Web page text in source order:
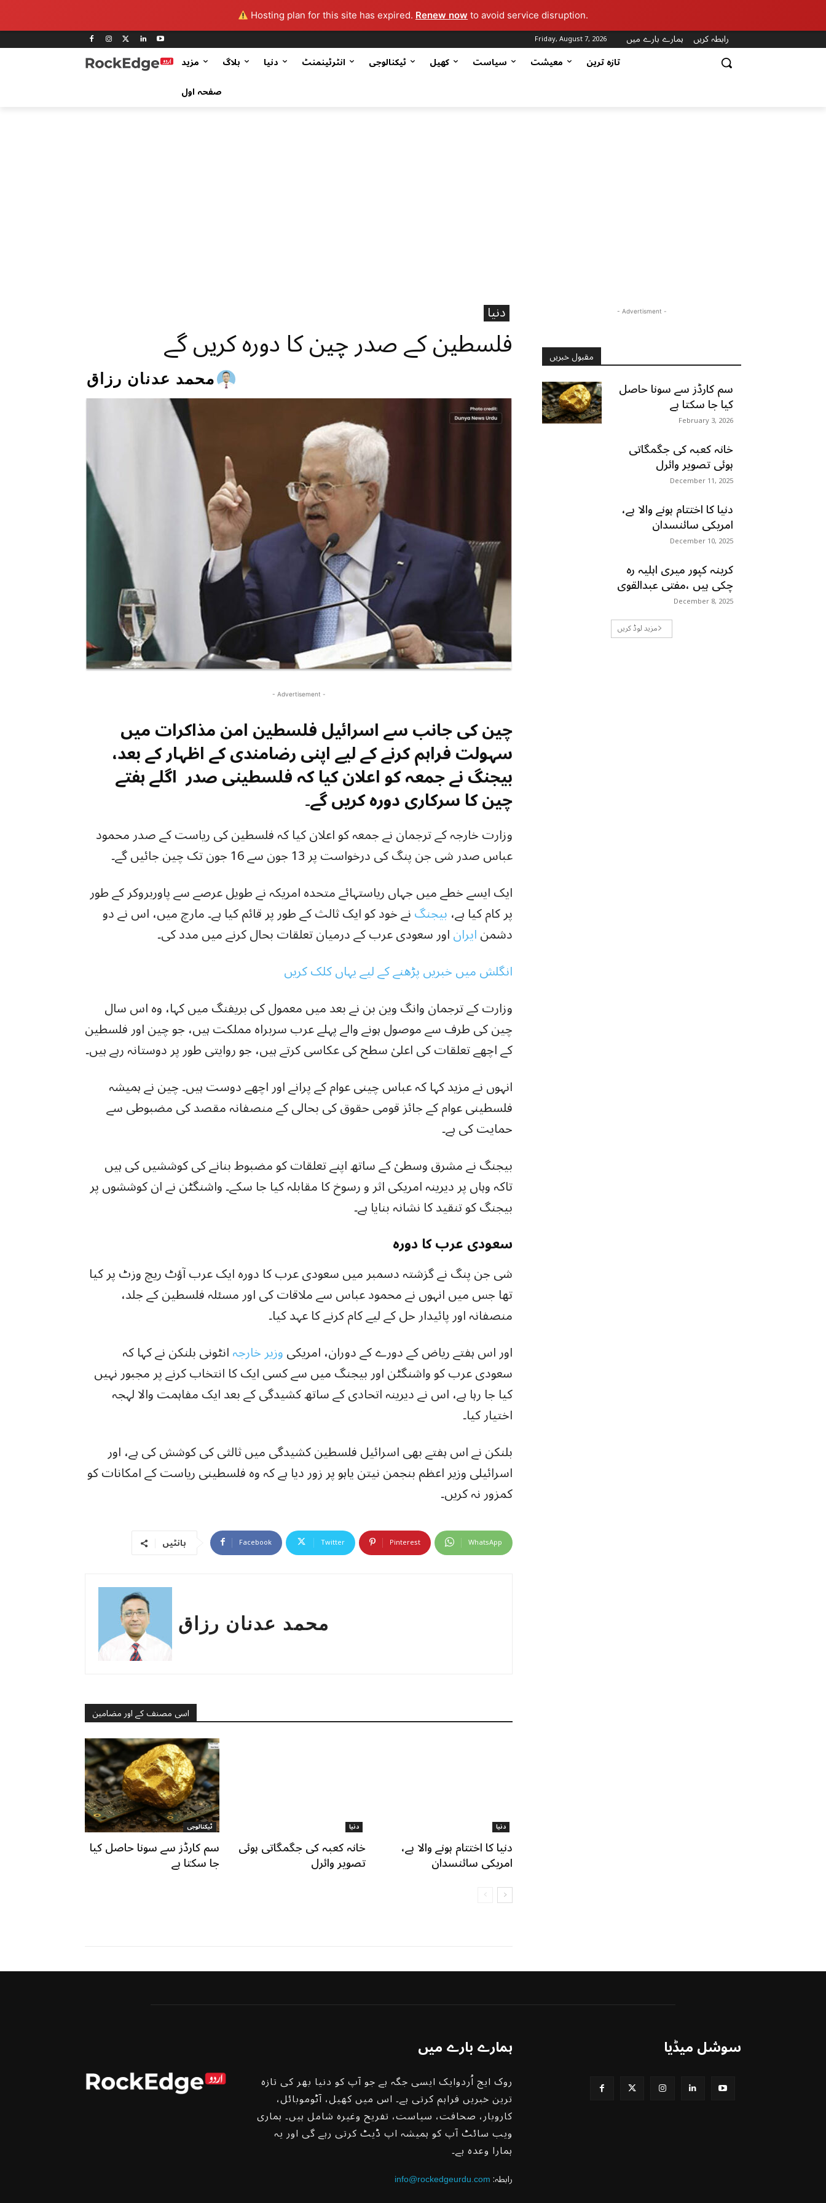
Hosting plan for this site has expired. Renew now to avoid service disruption.
Friday, August 7, 2026 ہمارے بارے میں
رابطہ کریں
مزید
بلاگ دنیا انٹرٹینمنٹ ٹیکنالوجی کھیل سیاست معیشت
تازہ ترین
صفحہ اول
دنیا
فلسطین کے صدر چین کا دورہ کریں گے
محمد عدنان رزاق
- Advertisement -
چین کی جانب سے اسرائیل فلسطین امن مذاکرات میں
سہولت فراہم کرنے کے لیے اپنی رضامندی کے اظہار کے بعد،
بیجنگ نے جمعہ کو اعلان کیا کہ فلسطینی صدر اگلے ہفتے
چین کا سرکاری دورہ کریں گے۔
وزارت خارجہ کے ترجمان نے جمعہ کو اعلان کیا کہ فلسطین کی ریاست کے صدر محمود
عباس صدر شی جن پنگ کی درخواست پر 13 جون سے 16 جون تک چین جائیں گے۔
ایک ایسے خطے میں جہاں ریاستہائے متحدہ امریکہ نے طویل عرصے سے پاوربروکر کے طور
پر کام کیا ہے،بیجنگنے خود کو ایک ثالث کے طور پر قائم کیا ہے۔ مارچ میں، اس نے دو
دشمنایراناور سعودی عرب کے درمیان تعلقات بحال کرنے میں مدد کی۔
انگلش میں خبریں پڑھنے کے لیے یہاں کلک کریں
وزارت کے ترجمان وانگ وین بن نے بعد میں معمول کی بریفنگ میں کہا، وہ اس سال
چین کی طرف سے موصول ہونے والے پہلے عرب سربراہ مملکت ہیں، جو چین اور فلسطین
کے اچھے تعلقات کی اعلیٰ سطح کی عکاسی کرتے ہیں، جو روایتی طور پر دوستانہ رہے ہیں۔
انہوں نے مزید کہا کہ عباس چینی عوام کے پرانے اور اچھے دوست ہیں۔ چین نے ہمیشہ
فلسطینی عوام کے جائز قومی حقوق کی بحالی کے منصفانہ مقصد کی مضبوطی سے
حمایت کی ہے۔
بیجنگ نے مشرق وسطیٰ کے ساتھ اپنے تعلقات کو مضبوط بنانے کی کوششیں کی ہیں
تاکہ وہاں پر دیرینہ امریکی اثر و رسوخ کا مقابلہ کیا جا سکے۔ واشنگٹن نے ان کوششوں پر
بیجنگ کو تنقید کا نشانہ بنایا ہے۔
سعودی عرب کا دورہ
شی جن پنگ نے گزشتہ دسمبر میں سعودی عرب کا دورہ ایک عرب آؤٹ ریچ وزٹ پر کیا
تھا جس میں انہوں نے محمود عباس سے ملاقات کی اور مسئلہ فلسطین کے جلد،
منصفانہ اور پائیدار حل کے لیے کام کرنے کا عہد کیا۔
اور اس ہفتے ریاض کے دورے کے دوران، امریکیوزیر خارجہانٹونی بلنکن نے کہا کہ
سعودی عرب کو واشنگٹن اور بیجنگ میں سے کسی ایک کا انتخاب کرنے پر مجبور نہیں
کیا جا رہا ہے، اس نے دیرینہ اتحادی کے ساتھ کشیدگی کے بعد ایک مفاہمت والا لہجہ
اختیار کیا۔
بلنکن نے اس ہفتے بھی اسرائیل فلسطین کشیدگی میں ثالثی کی کوشش کی ہے، اور
اسرائیلی وزیر اعظم بنجمن نیتن یاہو پر زور دیا ہے کہ وہ فلسطینی ریاست کے امکانات کو
کمزور نہ کریں۔
بانٹیں Facebook Twitter Pinterest WhatsApp
محمد عدنان رزاق
اسی مصنف کے اور مضامین
ٹیکنالوجی
سم کارڈز سے سونا حاصل کیا
جا سکتا ہے
دنیا
خانہ کعبہ کی جگمگاتی ہوئی
تصویر وائرل
دنیا
دنیا کا اختتام ہونے والا ہے،
امریکی سائنسدان
- Advertisment -
مقبول خبریں
سم کارڈز سے سونا حاصل
کیا جا سکتا ہے
February 3, 2026
خانہ کعبہ کی جگمگاتی
ہوئی تصویر وائرل
December 11, 2025
دنیا کا اختتام ہونے والا ہے،
امریکی سائنسدان
December 10, 2025
کرینہ کپور میری اہلیہ رہ
چکی ہیں ،مفتی عبدالقوی
December 8, 2025
مزید لوڈ کریں
ہمارے بارے میں
روک ایج اُردوایک ایسی جگہ ہے جو آپ کو دنیا بھر کی تازہ
ترین خبریں فراہم کرتی ہے۔ اس میں کھیل، آٹوموبائل،
کاروبار، صحافت، سیاست، تفریح ​​وغیرہ شامل ہیں۔ ہماری
ویب سائٹ آپ کو ہمیشہ اپ ڈیٹ کرتی رہے گی اور یہ
ہمارا وعدہ ہے۔
info@rockedgeurdu.com :رابطہ
سوشل میڈیا